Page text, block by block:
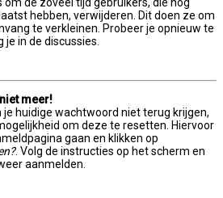
hebben, verwijderen. Dit doen ze om
te verkleinen. Probeer je opnieuw te
in de discussies.
meer!
je huidige wachtwoord niet terug krijgen,
om deze te resetten. Hiervoor
gaan en klikken op
. Volg de instructies op het scherm en
aanmelden.